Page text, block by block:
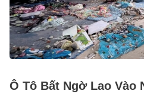
Ô Tô Bất Ngờ Lao Vào